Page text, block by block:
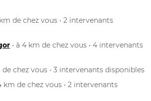
km de chez vous • 2 intervenants
• à 4 km de chez vous • 4 intervenants
de chez vous • 3 intervenants disponibles
km de chez vous • 2 intervenants